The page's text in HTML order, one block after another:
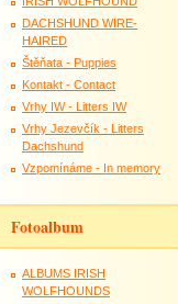
DACHSHUND WIRE-
HAIRED
Štěňata - Puppies
Kontakt - Contact
Vrhy IW - Litters IW
Vrhy Jezevčík - Litters
Dachshund
Vzpomínáme - In memory
Fotoalbum
ALBUMS IRISH
WOLFHOUNDS